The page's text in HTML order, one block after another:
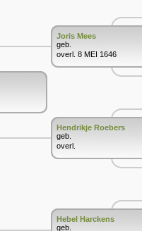
Joris Mees
geb.
overl. 8 MEI 1646
Hendrikje Roebers
geb.
overl.
Hebel Harckens
geb.